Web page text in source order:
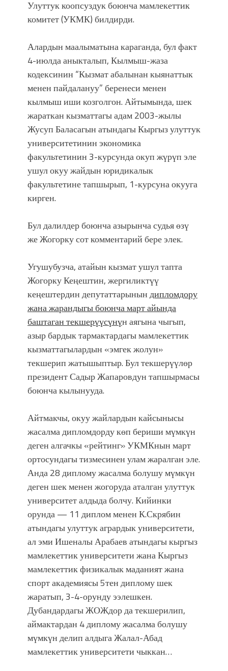
Park'ка 30 миң адам чогулду
Улуттук коопсуздук боюнча мамлекеттик
комитет (УКМК) билдирди.
Алардын маалыматына караганда, бул факт
4-июлда аныкталып, Кылмыш-жаза
кодексинин “Кызмат абалынан кыянаттык
менен пайдалануу” беренеси менен
кылмыш иши козголгон. Айтымында, шек
жараткан кызматтагы адам 2003-жылы
Жусуп Баласагын атындагы Кыргыз улуттук
университетинин экономика
факультетинин 3-курсунда окуп жүрүп эле
ушул окуу жайдын юридикалык
факультетине тапшырып, 1-курсуна окууга
кирген.
Бул далилдер боюнча азырынча судья өзү
же Жогорку сот комментарий бере элек.
Угушубузча, атайын кызмат ушул тапта
Жогорку Кеңештин, жергиликтүү
кеңештердин депутаттарынындипломдору
жана жарандыгы боюнча март айында
баштаган текшерүүсүнүн аягына чыгып,
азыр бардык тармактардагы мамлекеттик
кызматтагылардын «эмгек жолун»
текшерип жатышыптыр. Бул текшерүүлөр
президент Садыр Жапаровдун тапшырмасы
боюнча кылынууда.
Айтмакчы, окуу жайлардын кайсынысы
жасалма дипломдорду көп бериши мүмкүн
деген алгачкы «рейтинг» УКМКнын март
ортосундагы тизмесинен улам жаралган эле.
Анда 28 диплому жасалма болушу мүмкүн
деген шек менен жогоруда аталган улуттук
университет алдыда болчу. Кийинки
орунда — 11 диплом менен К.Скрябин
атындагы улуттук агрардык университети,
ал эми Ишеналы Арабаев атындагы кыргыз
мамлекеттик университети жана Кыргыз
мамлекеттик физикалык маданият жана
спорт академиясы 5тен диплому шек
жаратып, 3-4-орунду ээлешкен.
Дубандардагы ЖОЖдор да текшерилип,
аймактардан 4 диплому жасалма болушу
мүмкүн делип алдыга Жалал-Абад
мамлекеттик университети чыккан…